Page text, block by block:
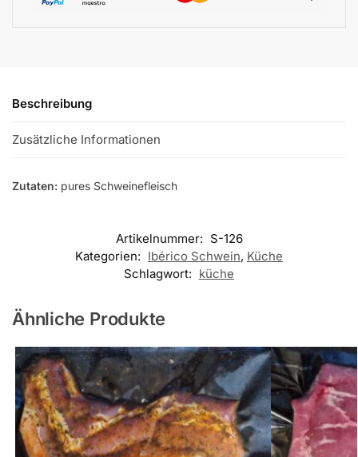
Beschreibung
Zusätzliche Informationen
Zutaten: pures Schweinefleisch
Artikelnummer: S-126
Kategorien: Ibérico Schwein, Küche
Schlagwort: küche
Ähnliche Produkte